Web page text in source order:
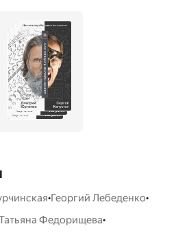
Юрченко
•Георгий Лебеденко•
Федорищева•